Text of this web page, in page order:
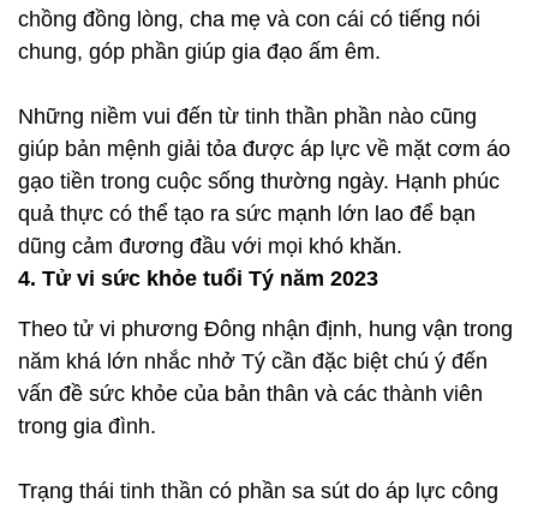
chồng đồng lòng, cha mẹ và con cái có tiếng nói
chung, góp phần giúp gia đạo ấm êm.
Những niềm vui đến từ tinh thần phần nào cũng
giúp bản mệnh giải tỏa được áp lực về mặt cơm áo
gạo tiền trong cuộc sống thường ngày. Hạnh phúc
quả thực có thể tạo ra sức mạnh lớn lao để bạn
dũng cảm đương đầu với mọi khó khăn.
4. Tử vi sức khỏe tuổi Tý năm 2023
Theo tử vi phương Đông nhận định, hung vận trong
năm khá lớn nhắc nhở Tý cần đặc biệt chú ý đến
vấn đề sức khỏe của bản thân và các thành viên
trong gia đình.
Trạng thái tinh thần có phần sa sút do áp lực công